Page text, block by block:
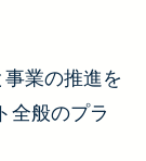
業の推進を
全般のプラ